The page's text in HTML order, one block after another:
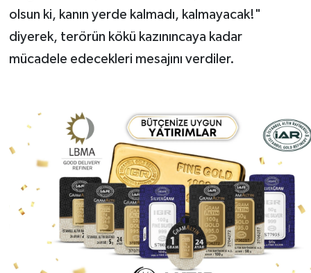
olsun ki, kanın yerde kalmadı, kalmayacak!"
diyerek, terörün kökü kazınıncaya kadar
mücadele edecekleri mesajını verdiler.